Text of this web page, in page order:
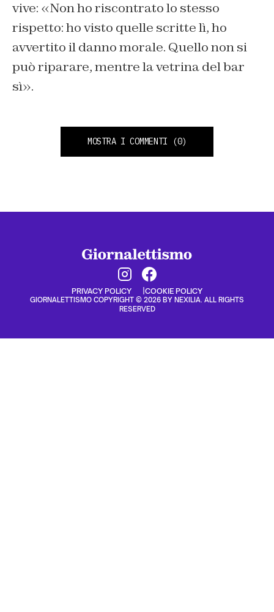
vive: «Non ho riscontrato lo stesso
rispetto: ho visto quelle scritte lì, ho
avvertito il danno morale. Quello non si
può riparare, mentre la vetrina del bar
sì».
MOSTRA I COMMENTI (0)
PRIVACY POLICY COOKIE POLICY
GIORNALETTISMO COPYRIGHT © 2026 BY NEXILIA. ALL RIGHTS
RESERVED